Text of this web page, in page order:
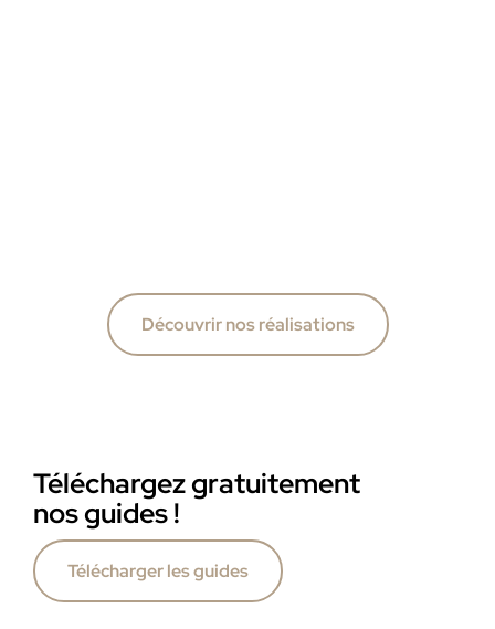
Découvrir nos réalisations
Téléchargez gratuitement
nos guides !
Télécharger les guides